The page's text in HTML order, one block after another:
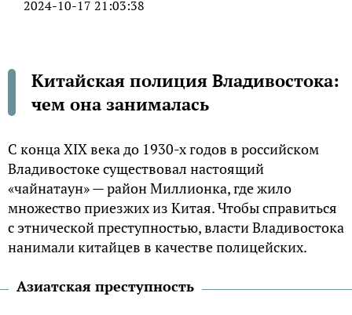
2024-10-17 21:03:38
Китайская полиция Владивостока:
чем она занималась
С конца XIX века до 1930-х годов в российском
Владивостоке существовал настоящий
«чайнатаун» — район Миллионка, где жило
множество приезжих из Китая. Чтобы справиться
с этнической преступностью, власти Владивостока
нанимали китайцев в качестве полицейских.
Азиатская преступность